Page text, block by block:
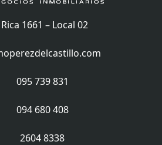
1661 – Local 02
095 739 831
094 680 408
2604 8338